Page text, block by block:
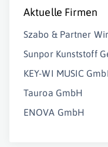
Aktuelle Firmen
Szabo & Partner
Sunpor Kunststoff
KEY-WI MUSIC
Tauroa GmbH
ENOVA GmbH